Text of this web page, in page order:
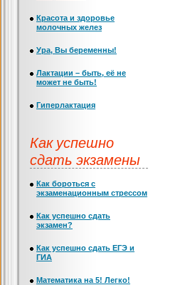
Красота и здоровье
молочных желез
Ура, Вы беременны!
Лактации – быть, её не
может не быть!
Гиперлактация
Как успешно
сдать экзамены
Как бороться с
экзаменационным стрессом
Как успешно сдать
экзамен?
Как успешно сдать ЕГЭ и
ГИА
Математика на 5! Легко!